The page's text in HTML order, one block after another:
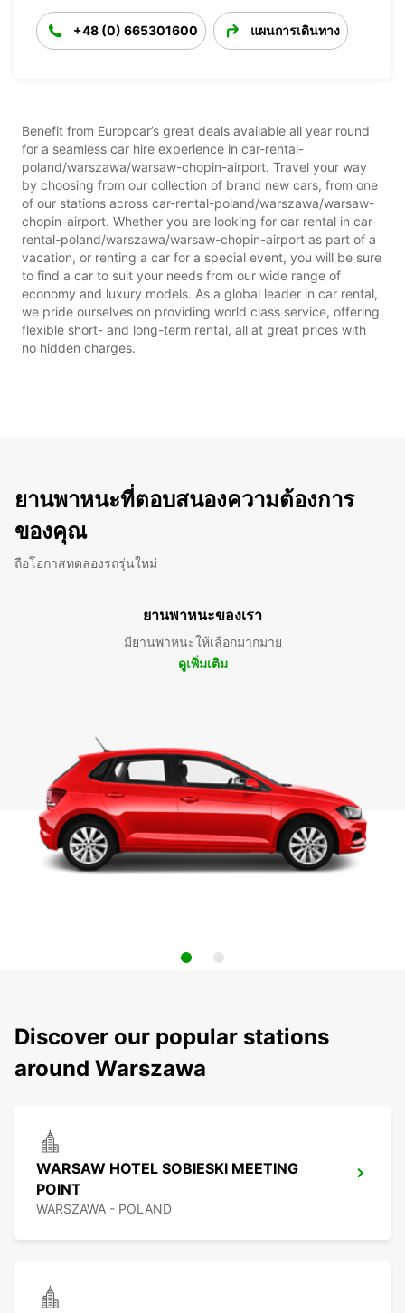
+48 (0) 665301600 แผนการเดินทาง
Benefit from Europcar’s great deals available all year round
for a seamless car hire experience in car-rental-
poland/warszawa/warsaw-chopin-airport. Travel your way
by choosing from our collection of brand new cars, from one
of our stations across car-rental-poland/warszawa/warsaw-
chopin-airport. Whether you are looking for car rental in car-
rental-poland/warszawa/warsaw-chopin-airport as part of a
vacation, or renting a car for a special event, you will be sure
to find a car to suit your needs from our wide range of
economy and luxury models. As a global leader in car rental,
we pride ourselves on providing world class service, offering
flexible short- and long-term rental, all at great prices with
no hidden charges.
ยานพาหนะที่ตอบสนองความต้องการ
ของคุณ
ถือโอกาสทดลองรถรุ่นใหม่
ยานพาหนะของเรา
มียานพาหนะให้เลือกมากมาย
ดูเพิ่มเติม
Discover our popular stations
around Warszawa
WARSAW HOTEL SOBIESKI MEETING
POINT
WARSZAWA - POLAND